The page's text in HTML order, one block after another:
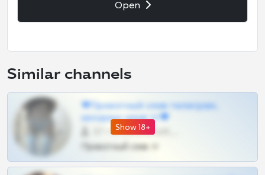
Open
Similar channels
Show 18+
❤Приватный слив телеграм,
шкодных шкур тг❤
57 •
Приватный слив тг